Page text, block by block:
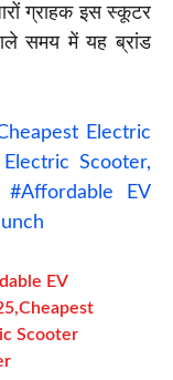
ग्राहक इस स्कूटर
समय में यह ब्रांड
Electric
Scooter,
EV
EV
,Cheapest
Scooter